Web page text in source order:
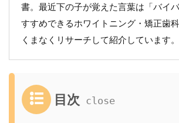
書。最近下の子が覚えた言葉は「バイ
すすめできるホワイトニング・矯正歯
くまなくリサーチして紹介しています。
目次